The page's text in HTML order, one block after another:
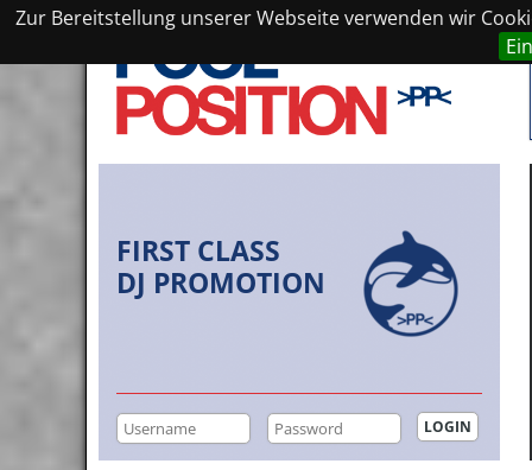
Zur Bereitstellung unserer Webseite verwenden wir
FIRST CLASS
DJ PROMOTION